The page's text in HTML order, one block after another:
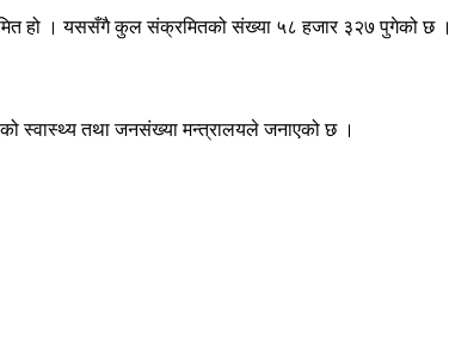
हो । यससँगै कुल संक्रमितको संख्या ५८ हजार ३२७ पुगेको छ ।
स्वास्थ्य तथा जनसंख्या मन्त्रालयले जनाएको छ ।